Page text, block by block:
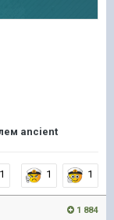
ancient
1 1 1
1 884